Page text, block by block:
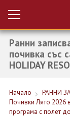
Вход за
НОВА ГОДИНА
НОВА ГОДИНА
Ранни
почивка със
HOLIDAY
Начало РАННИ
Почивки Лято 2026
програма с полет